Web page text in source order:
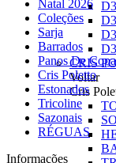
CRIS
Voltar
Cris
Natal 2026
Coleções
Sarja
Barrados
Panos De Copa
Cris Poletto
Estonados
Tricoline
Sazonais
RÉGUAS
Informações